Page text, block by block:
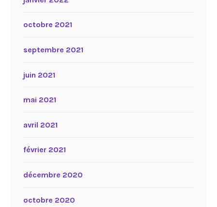
octobre 2021
septembre 2021
juin 2021
mai 2021
avril 2021
février 2021
décembre 2020
octobre 2020